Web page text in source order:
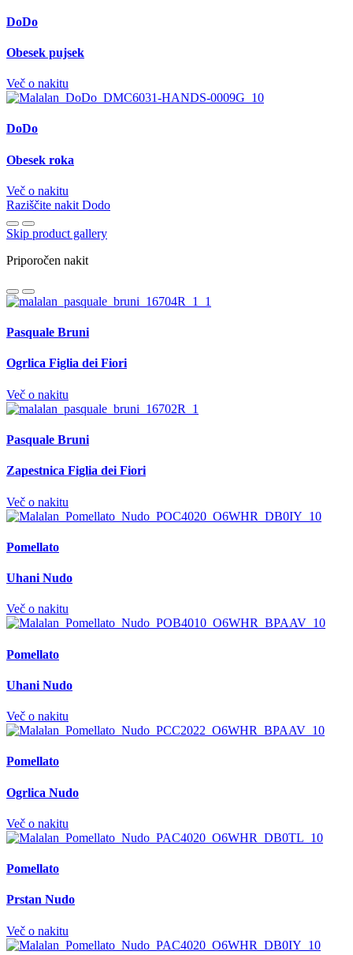
DoDo
Obesek pujsek
Več o nakitu
DoDo
Obesek roka
Več o nakitu
Raziščite nakit Dodo
Skip product gallery
Priporočen nakit
Pasquale Bruni
Ogrlica Figlia dei Fiori
Več o nakitu
Pasquale Bruni
Zapestnica Figlia dei Fiori
Več o nakitu
Pomellato
Uhani Nudo
Več o nakitu
Pomellato
Uhani Nudo
Več o nakitu
Pomellato
Ogrlica Nudo
Več o nakitu
Pomellato
Prstan Nudo
Več o nakitu